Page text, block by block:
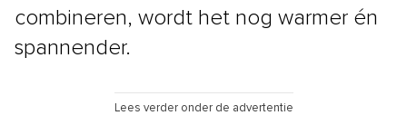
combineren, wordt het nog warmer én
spannender.
Lees verder onder de advertentie